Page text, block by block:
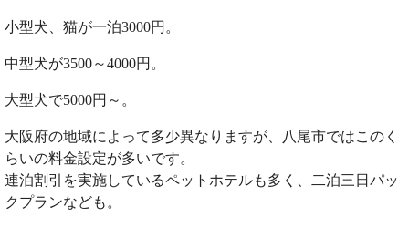
小型犬、猫が一泊3000円。
中型犬が3500～4000円。
大型犬で5000円～。
大阪府の地域によって多少異なりますが、八尾市ではこのく
らいの料金設定が多いです。
連泊割引を実施しているペットホテルも多く、二泊三日パッ
クプランなども。